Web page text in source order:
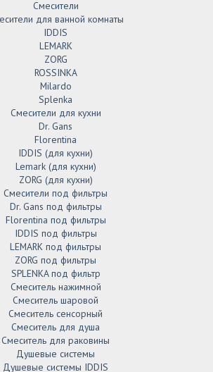
Смесители
для ванной комнаты
IDDIS
LEMARK
ZORG
ROSSINKA
Milardo
Splenka
Смесители для кухни
Dr. Gans
Florentina
IDDIS (для кухни)
Lemark (для кухни)
ZORG (для кухни)
Смесители под фильтры
Dr. Gans под фильтры
Florentina под фильтры
IDDIS под фильтры
LEMARK под фильтры
ZORG под фильтры
SPLENKA под фильтр
Смеситель нажимной
Смеситель шаровой
Смеситель сенсорный
Смеситель для душа
Смеситель для раковины
Душевые системы
Душевые системы IDDIS